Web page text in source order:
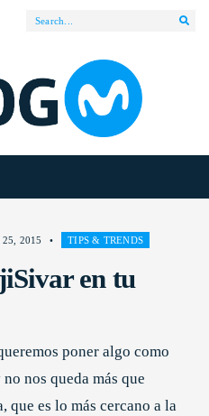
25, 2015 • TIPS & TRENDS
en tu
poner algo como
nos queda más que
que es lo más cercano a la